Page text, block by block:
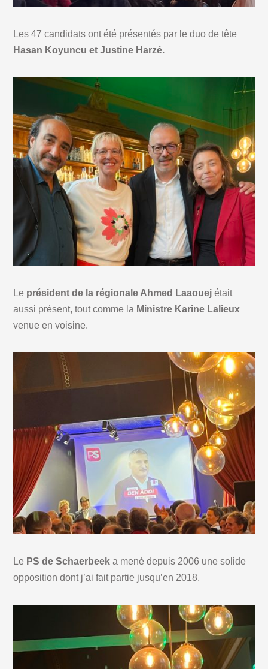
Les 47 candidats ont été présentés par le duo de tête
Hasan Koyuncu et Justine Harzé.
Le président de la régionale Ahmed Laaouej était
aussi présent, tout comme la Ministre Karine Lalieux
venue en voisine.
Le PS de Schaerbeek a mené depuis 2006 une solide
opposition dont j’ai fait partie jusqu’en 2018.